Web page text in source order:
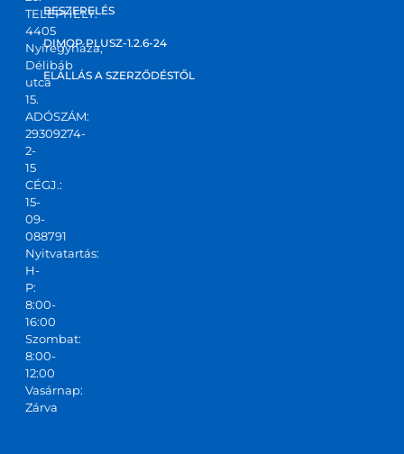
TELEPHELY:
4405
Nyíregyháza,
Délibáb
utca
15.
ADÓSZÁM:
29309274-
2-
15
CÉGJ.:
15-
09-
088791
Nyitvatartás:
H-
P:
8:00-
16:00
Szombat:
8:00-
12:00
Vasárnap:
Zárva
BESZERELÉS
DIMOP PLUSZ-1.2.6-24
ELÁLLÁS A SZERZŐDÉSTŐL